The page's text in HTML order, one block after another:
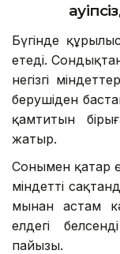
Бүгінде
етеді. Сондықтан
негізгі
берушіден
қамтитын
жатыр.
Сонымен қатар
міндетті
мыңнан астам
елдегі
пайызы.